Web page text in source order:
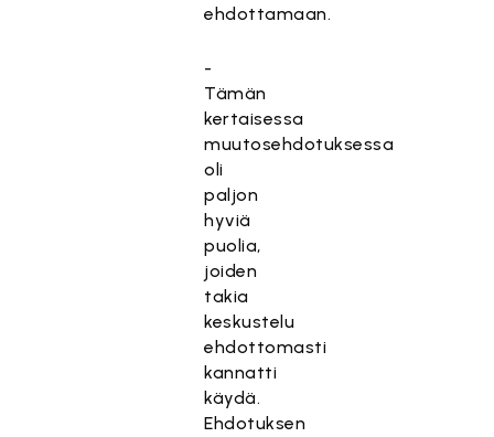
ehdottamaan.
-
Tämän
kertaisessa
muutosehdotuksessa
oli
paljon
hyviä
puolia,
joiden
takia
keskustelu
ehdottomasti
kannatti
käydä.
Ehdotuksen